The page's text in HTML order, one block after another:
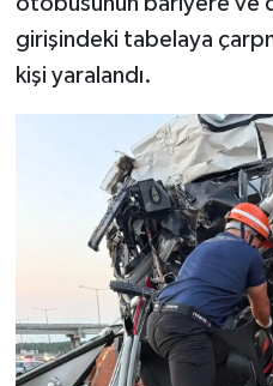
girişindeki tabelaya
kişi yaralandı.